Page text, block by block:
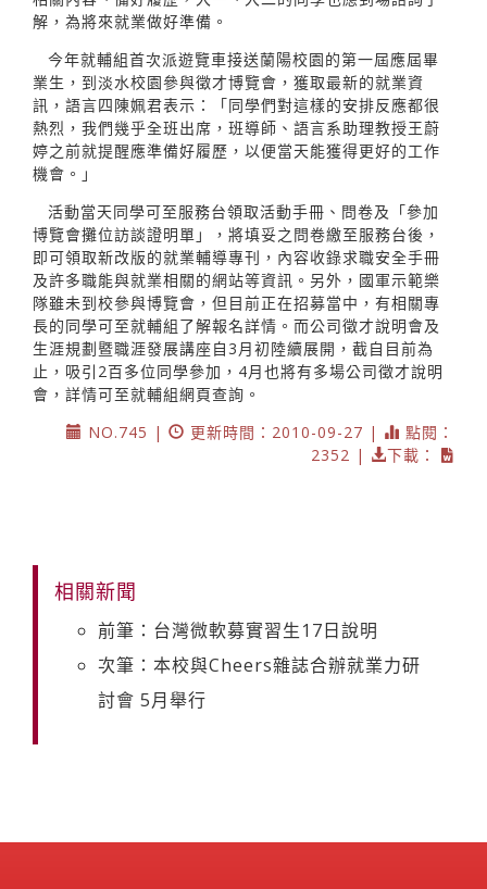
解，為將來就業做好準備。
今年就輔組首次派遊覽車接送蘭陽校園的第一屆應屆畢
業生，到淡水校園參與徵才博覽會，獲取最新的就業資
訊，語言四陳姵君表示：「同學們對這樣的安排反應都很
熱烈，我們幾乎全班出席，班導師、語言系助理教授王蔚
婷之前就提醒應準備好履歷，以便當天能獲得更好的工作
機會。」
活動當天同學可至服務台領取活動手冊、問卷及「參加
博覽會攤位訪談證明單」，將填妥之問卷繳至服務台後，
即可領取新改版的就業輔導專刊，內容收錄求職安全手冊
及許多職能與就業相關的網站等資訊。另外，國軍示範樂
隊雖未到校參與博覽會，但目前正在招募當中，有相關專
長的同學可至就輔組了解報名詳情。而公司徵才說明會及
生涯規劃暨職涯發展講座自3月初陸續展開，截自目前為
止，吸引2百多位同學參加，4月也將有多場公司徵才說明
會，詳情可至就輔組網頁查詢。
NO.745 |
更新時間：2010-09-27 |
點閱：
2352 |
下載：
相關新聞
前筆：台灣微軟募實習生17日說明
次筆：本校與Cheers雜誌合辦就業力研
討會 5月舉行